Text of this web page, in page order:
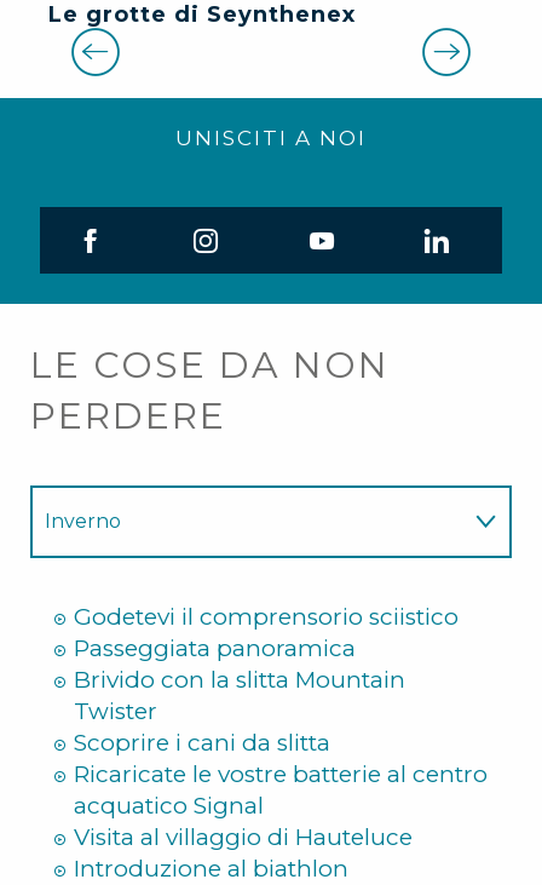
Le grotte di Seynthenex
UNISCITI A NOI
LE COSE DA NON
PERDERE
Inverno
Godetevi il comprensorio sciistico
Passeggiata panoramica
Brivido con la slitta Mountain
Twister
Scoprire i cani da slitta
Ricaricate le vostre batterie al centro
acquatico Signal
Visita al villaggio di Hauteluce
Introduzione al biathlon